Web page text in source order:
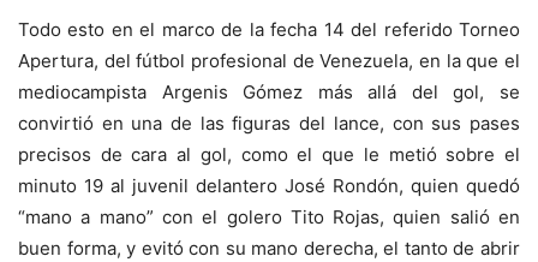
Todo esto en el marco de la fecha 14 del referido Torneo
Apertura, del fútbol profesional de Venezuela, en la que el
mediocampista Argenis Gómez más allá del gol, se
convirtió en una de las figuras del lance, con sus pases
precisos de cara al gol, como el que le metió sobre el
minuto 19 al juvenil delantero José Rondón, quien quedó
“mano a mano” con el golero Tito Rojas, quien salió en
buen forma, y evitó con su mano derecha, el tanto de abrir